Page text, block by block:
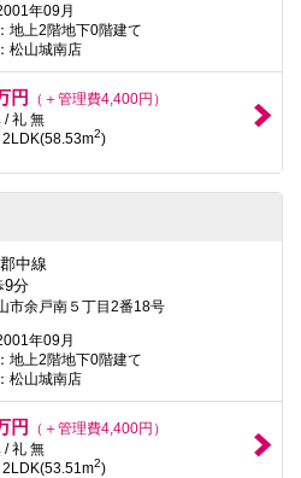
年09月
地上2階地下0階建て
松山城南店
円
（＋管理費4,400円）
/ 礼 無
2LDK(58.53m2)
中線
9分
市余戸南５丁目2番18号
年09月
地上2階地下0階建て
松山城南店
円
（＋管理費4,400円）
/ 礼 無
2LDK(53.51m2)